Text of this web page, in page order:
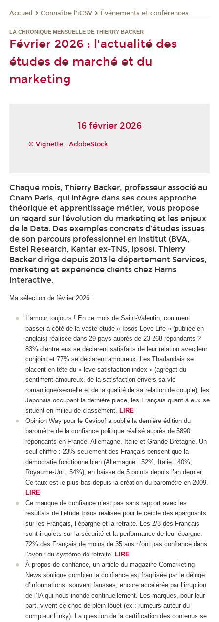
Accueil Connaître l'iCSV Événements et conférences
LA CHRONIQUE MENSUELLE DE THIERRY BACKER
Février 2026 : l'actualité des
études de marché et du
marketing
16 février 2026
© Vignette : AdobeStock.
Chaque mois, Thierry Backer, professeur associé au
Cnam Paris, qui intègre dans ses cours approche
théorique et apprentissage métier, vous propose
un regard sur l’évolution du marketing et les enjeux
de la Data. Des exemples concrets d’études issues
de son parcours professionnel en institut (BVA,
Estel Research, Kantar ex-TNS, Ipsos). Thierry
Backer dirige depuis 2013 le département Services,
marketing et expérience clients chez Harris
Interactive.
Ma sélection de février 2026 :
L’amour toujours ! En ce mois de Saint-Valentin, comment
passer à côté de la vaste étude « Ipsos Love Life » (publiée en
anglais) réalisée dans 29 pays auprès de 23 268 répondants ?
83% d’entre eux se déclarent satisfaits de leur relation avec leur
conjoint et 77% se déclarent amoureux. Les Thaïlandais se
placent en tête du « love satisfaction index » (agrégat du
sentiment amoureux, de la satisfaction envers sa vie
romantique/sexuelle et de la qualité de sa relation de couple), les
Japonais occupant la dernière place, les Français quant à eux se
situent en milieu de classement.
LIRE
Opinion Way pour le Cevipof a publié la dernière édition du
baromètre de la confiance politique réalisé auprès de 5890
répondants en France, Allemagne, Italie et Grande-Bretagne. Un
seul chiffre : 23% seulement des Français pensent que la
démocratie fonctionne bien (Allemagne : 52%, Italie : 40%,
Royaume-Uni : 54%), en baisse de 5 points depuis l’an dernier.
Ce taux est le plus bas depuis la création du baromètre en 2009.
LIRE
Ce manque de confiance n’est pas sans rapport avec les
résultats de l’étude Ipsos réalisée pour le cercle des épargnants
sur les Français, l’épargne et la retraite. Les 2/3 des Français
sont inquiets sur la sécurité et la performance de leur épargne.
72% des Français de moins de 35 ans n’ont pas confiance dans
l’avenir du système de retraite.
LIRE
À propos de confiance, un article du magazine Comarketing
News souligne combien la confiance est fragilisée par le déluge
d’informations, souvent fausses, encore accélérée par l’irruption
de l’IA qui nous inonde continuellement. Les marques, pour leur
part, vivent ce choc de plein fouet (ex : rumeurs autour du
compteur Linky). La question de la certification des contenus se